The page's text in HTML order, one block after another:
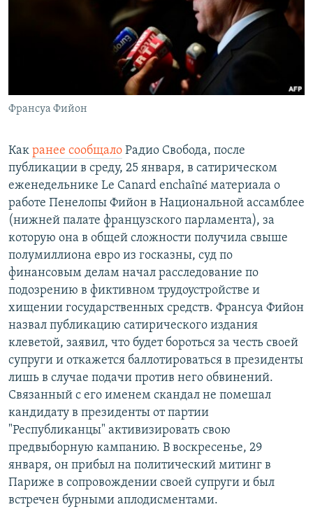
Франсуа Фийон
Как ранее сообщало Радио Свобода, после
публикации в среду, 25 января, в сатирическом
еженедельнике Le Canard enchaîné материала о
работе Пенелопы Фийон в Национальной ассамблее
(нижней палате французского парламента), за
которую она в общей сложности получила свыше
полумиллиона евро из госказны, суд по
финансовым делам начал расследование по
подозрению в фиктивном трудоустройстве и
хищении государственных средств. Франсуа Фийон
назвал публикацию сатирического издания
клеветой, заявил, что будет бороться за честь своей
супруги и откажется баллотироваться в президенты
лишь в случае подачи против него обвинений.
Связанный с его именем скандал не помешал
кандидату в президенты от партии
"Республиканцы" активизировать свою
предвыборную кампанию. В воскресенье, 29
января, он прибыл на политический митинг в
Париже в сопровождении своей супруги и был
встречен бурными аплодисментами.